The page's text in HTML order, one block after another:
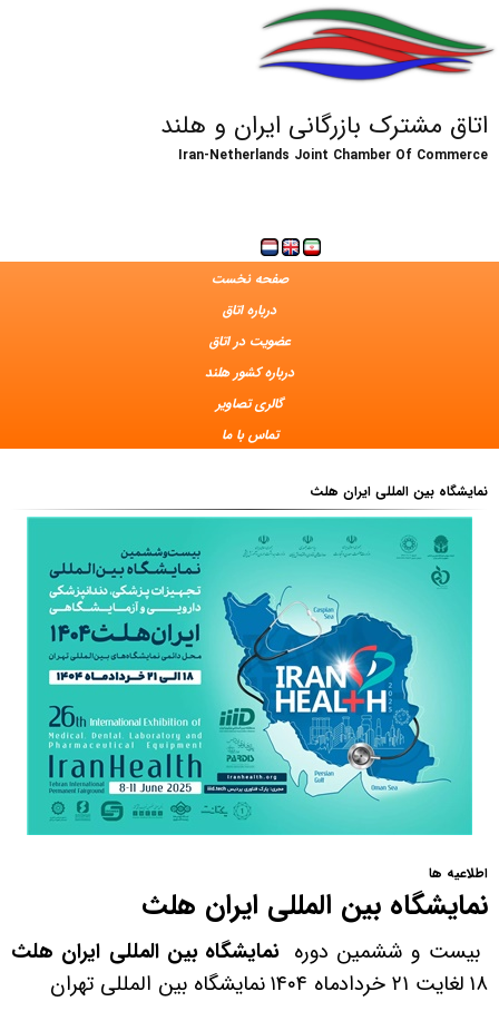
اتاق مشترک بازرگانی ایران و هلند
Iran-Netherlands Joint Chamber Of Commerce
صفحه نخست
درباره اتاق
عضویت در اتاق
درباره کشور هلند
گالری تصاویر
تماس با ما
نمایشگاه بین المللی ایران هلث
اطلاعیه ها
نمایشگاه بین المللی ایران هلث
بیست و ششمین دوره نمایشگاه بین المللی ایران هلث
۱۸ لغایت ۲۱ خردادماه ۱۴۰۴نمایشگاه بین المللی تهران